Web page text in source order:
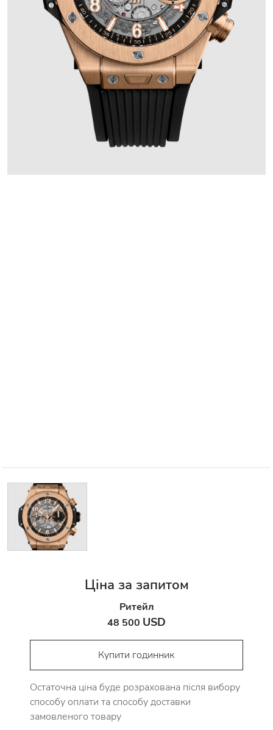
Ціна за запитом
Ритейл
48 500 USD
Купити годинник
Остаточна ціна буде розрахована після вибору
способу оплати та способу доставки
замовленого товару